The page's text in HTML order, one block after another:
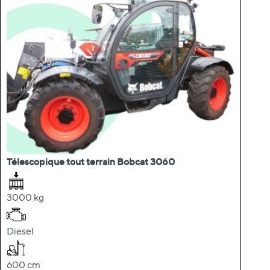
Télescopique tout terrain Bobcat 3060
3000 kg
Diesel
600 cm